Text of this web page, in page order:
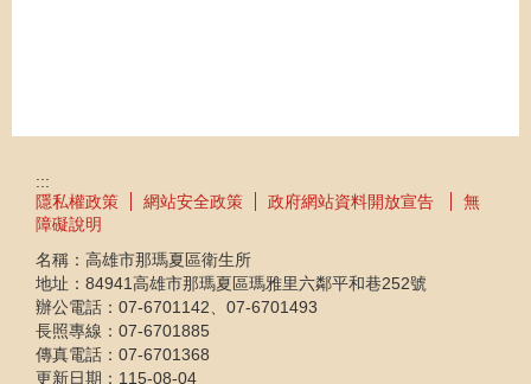
:::
隱私權政策
網站安全政策 政府網站資料開放宣告
無
障礙說明
名稱：高雄市那瑪夏區衛生所
地址：84941高雄市那瑪夏區瑪雅里六鄰平和巷252號
辦公電話：07-6701142、07-6701493
長照專線：07-6701885
傳真電話：07-6701368
更新日期： 115-08-04